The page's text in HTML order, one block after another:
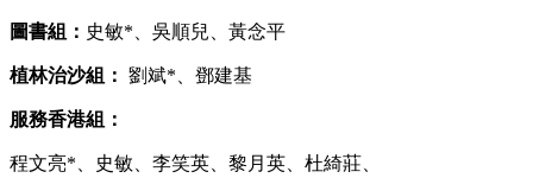
圖書組 ： 史敏*、吳順兒、黃念平
植林治沙組 ： 劉斌*、鄧建基
服務香港組 ：
程文亮*、史敏、李笑英、黎月英、杜綺莊、